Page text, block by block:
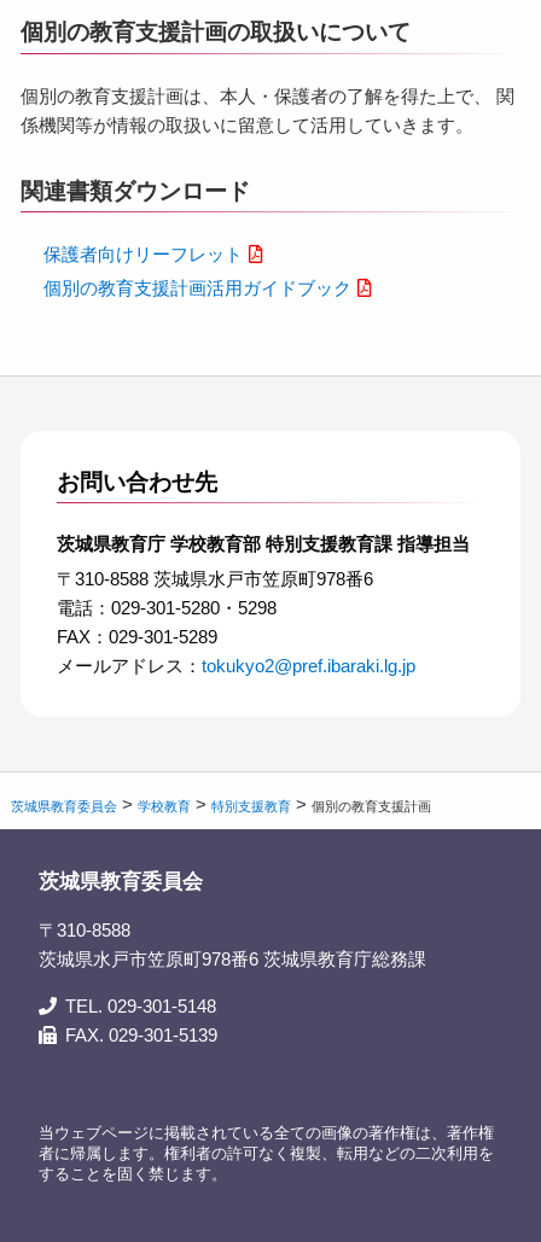
個別の教育支援計画の取扱いについて
個別の教育支援計画は、本人・保護者の了解を得た上で、 関
係機関等が情報の取扱いに留意して活用していきます。
関連書類ダウンロード
保護者向けリーフレット
個別の教育支援計画活用ガイドブック
お問い合わせ先
茨城県教育庁 学校教育部 特別支援教育課 指導担当
〒310-8588 茨城県水戸市笠原町978番6
電話：029-301-5280・5298
FAX：029-301-5289
メールアドレス： tokukyo2@pref.ibaraki.lg.jp
茨城県教育委員会 >学校教育 >特別支援教育 >個別の教育支援計画
茨城県教育委員会
〒310-8588
茨城県水戸市笠原町978番6 茨城県教育庁総務課
TEL. 029-301-5148
FAX. 029-301-5139
当ウェブページに掲載されている全ての画像の著作権は、著作権
者に帰属します。権利者の許可なく複製、転用などの二次利用を
することを固く禁じます。